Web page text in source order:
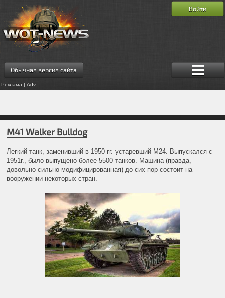
Обычная версия сайта
Реклама | Adv
Войти
M41 Walker Bulldog
Легкий танк, заменивший в 1950 гг. устаревший М24. Выпускался с
1951г., было выпущено более 5500 танков. Машина (правда,
довольно сильно модифицированная) до сих пор состоит на
вооружении некоторых стран.